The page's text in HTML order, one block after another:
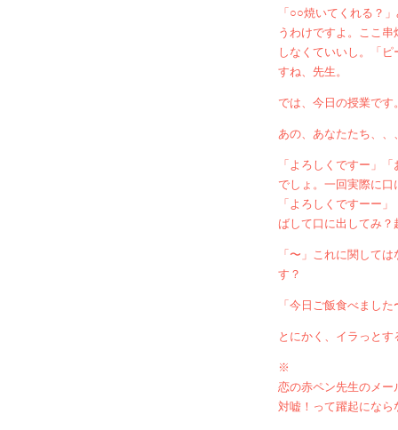
「○○焼いてくれる？
うわけですよ。ここ
しなくていいし。「
すね、先生。
では、今日の授業で
あの、あなたたち、、
「よろしくですー」
でしょ。一回実際に
「よろしくですーー
ばして口に出してみ？
「〜」これに関して
す？
「今日ご飯食べまし
とにかく、イラっと
※
恋の赤ペン先生のメ
対嘘！って躍起になら